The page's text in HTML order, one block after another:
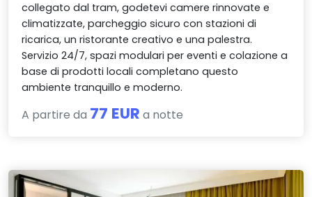
collegato dal tram, godetevi camere rinnovate e
climatizzate, parcheggio sicuro con stazioni di
ricarica, un ristorante creativo e una palestra.
Servizio 24/7, spazi modulari per eventi e colazione a
base di prodotti locali completano questo
ambiente tranquillo e moderno.
A partire da 77 EUR a notte